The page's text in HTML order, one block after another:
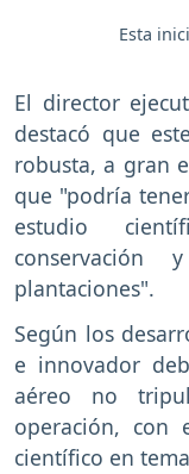
Esta
El director
destacó que
robusta, a gran
que "podría
estudio
plantaciones".
Según los
e innovador
aéreo no
operación, con
científico en